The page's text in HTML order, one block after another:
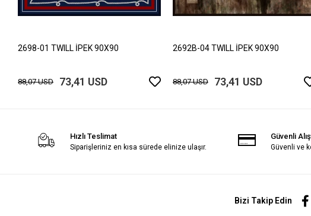
2698-01 TWILL İPEK 90X90
88,07 USD 73,41 USD
2692B-04 TWILL İPEK 90X90
88,07 USD 73,41 USD
Hızlı Teslimat
Siparişleriniz en kısa sürede elinize ulaşır.
Güvenli
Güvenli ve
Bizi Takip Edin